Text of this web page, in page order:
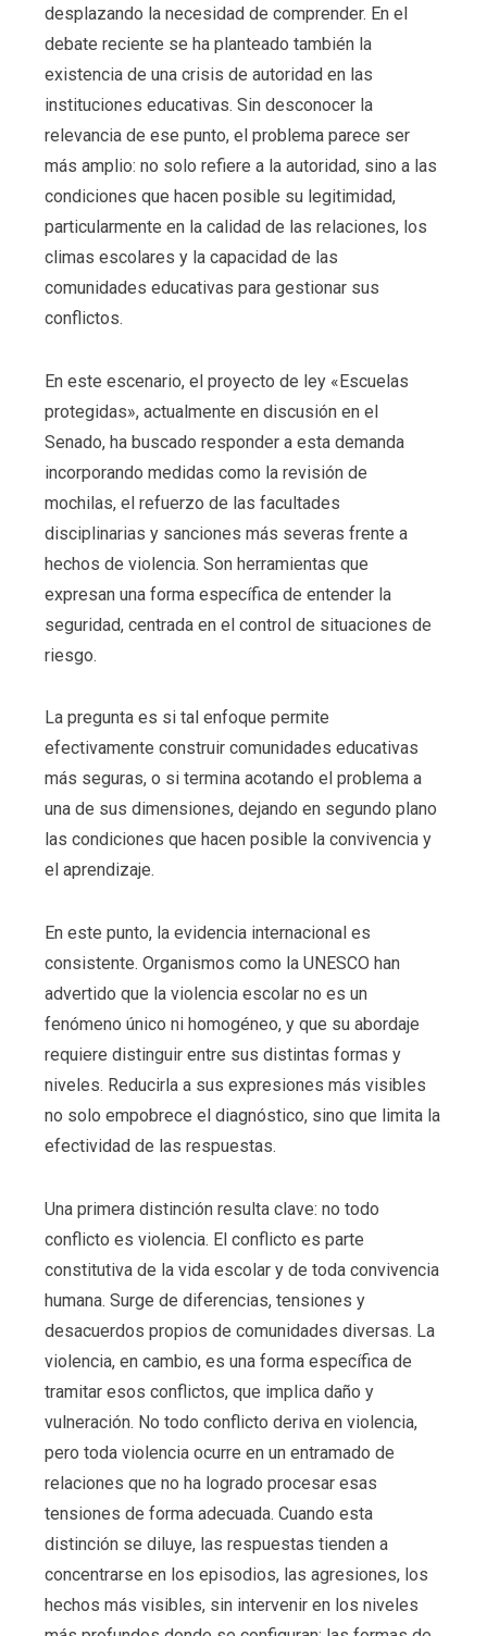
desplazando la necesidad de comprender. En el
debate reciente se ha planteado también la
existencia de una crisis de autoridad en las
instituciones educativas. Sin desconocer la
relevancia de ese punto, el problema parece ser
más amplio: no solo refiere a la autoridad, sino a las
condiciones que hacen posible su legitimidad,
particularmente en la calidad de las relaciones, los
climas escolares y la capacidad de las
comunidades educativas para gestionar sus
conflictos.
En este escenario, el proyecto de ley «Escuelas
protegidas», actualmente en discusión en el
Senado, ha buscado responder a esta demanda
incorporando medidas como la revisión de
mochilas, el refuerzo de las facultades
disciplinarias y sanciones más severas frente a
hechos de violencia. Son herramientas que
expresan una forma específica de entender la
seguridad, centrada en el control de situaciones de
riesgo.
La pregunta es si tal enfoque permite
efectivamente construir comunidades educativas
más seguras, o si termina acotando el problema a
una de sus dimensiones, dejando en segundo plano
las condiciones que hacen posible la convivencia y
el aprendizaje.
En este punto, la evidencia internacional es
consistente. Organismos como la UNESCO han
advertido que la violencia escolar no es un
fenómeno único ni homogéneo, y que su abordaje
requiere distinguir entre sus distintas formas y
niveles. Reducirla a sus expresiones más visibles
no solo empobrece el diagnóstico, sino que limita la
efectividad de las respuestas.
Una primera distinción resulta clave: no todo
conflicto es violencia. El conflicto es parte
constitutiva de la vida escolar y de toda convivencia
humana. Surge de diferencias, tensiones y
desacuerdos propios de comunidades diversas. La
violencia, en cambio, es una forma específica de
tramitar esos conflictos, que implica daño y
vulneración. No todo conflicto deriva en violencia,
pero toda violencia ocurre en un entramado de
relaciones que no ha logrado procesar esas
tensiones de forma adecuada. Cuando esta
distinción se diluye, las respuestas tienden a
concentrarse en los episodios, las agresiones, los
hechos más visibles, sin intervenir en los niveles